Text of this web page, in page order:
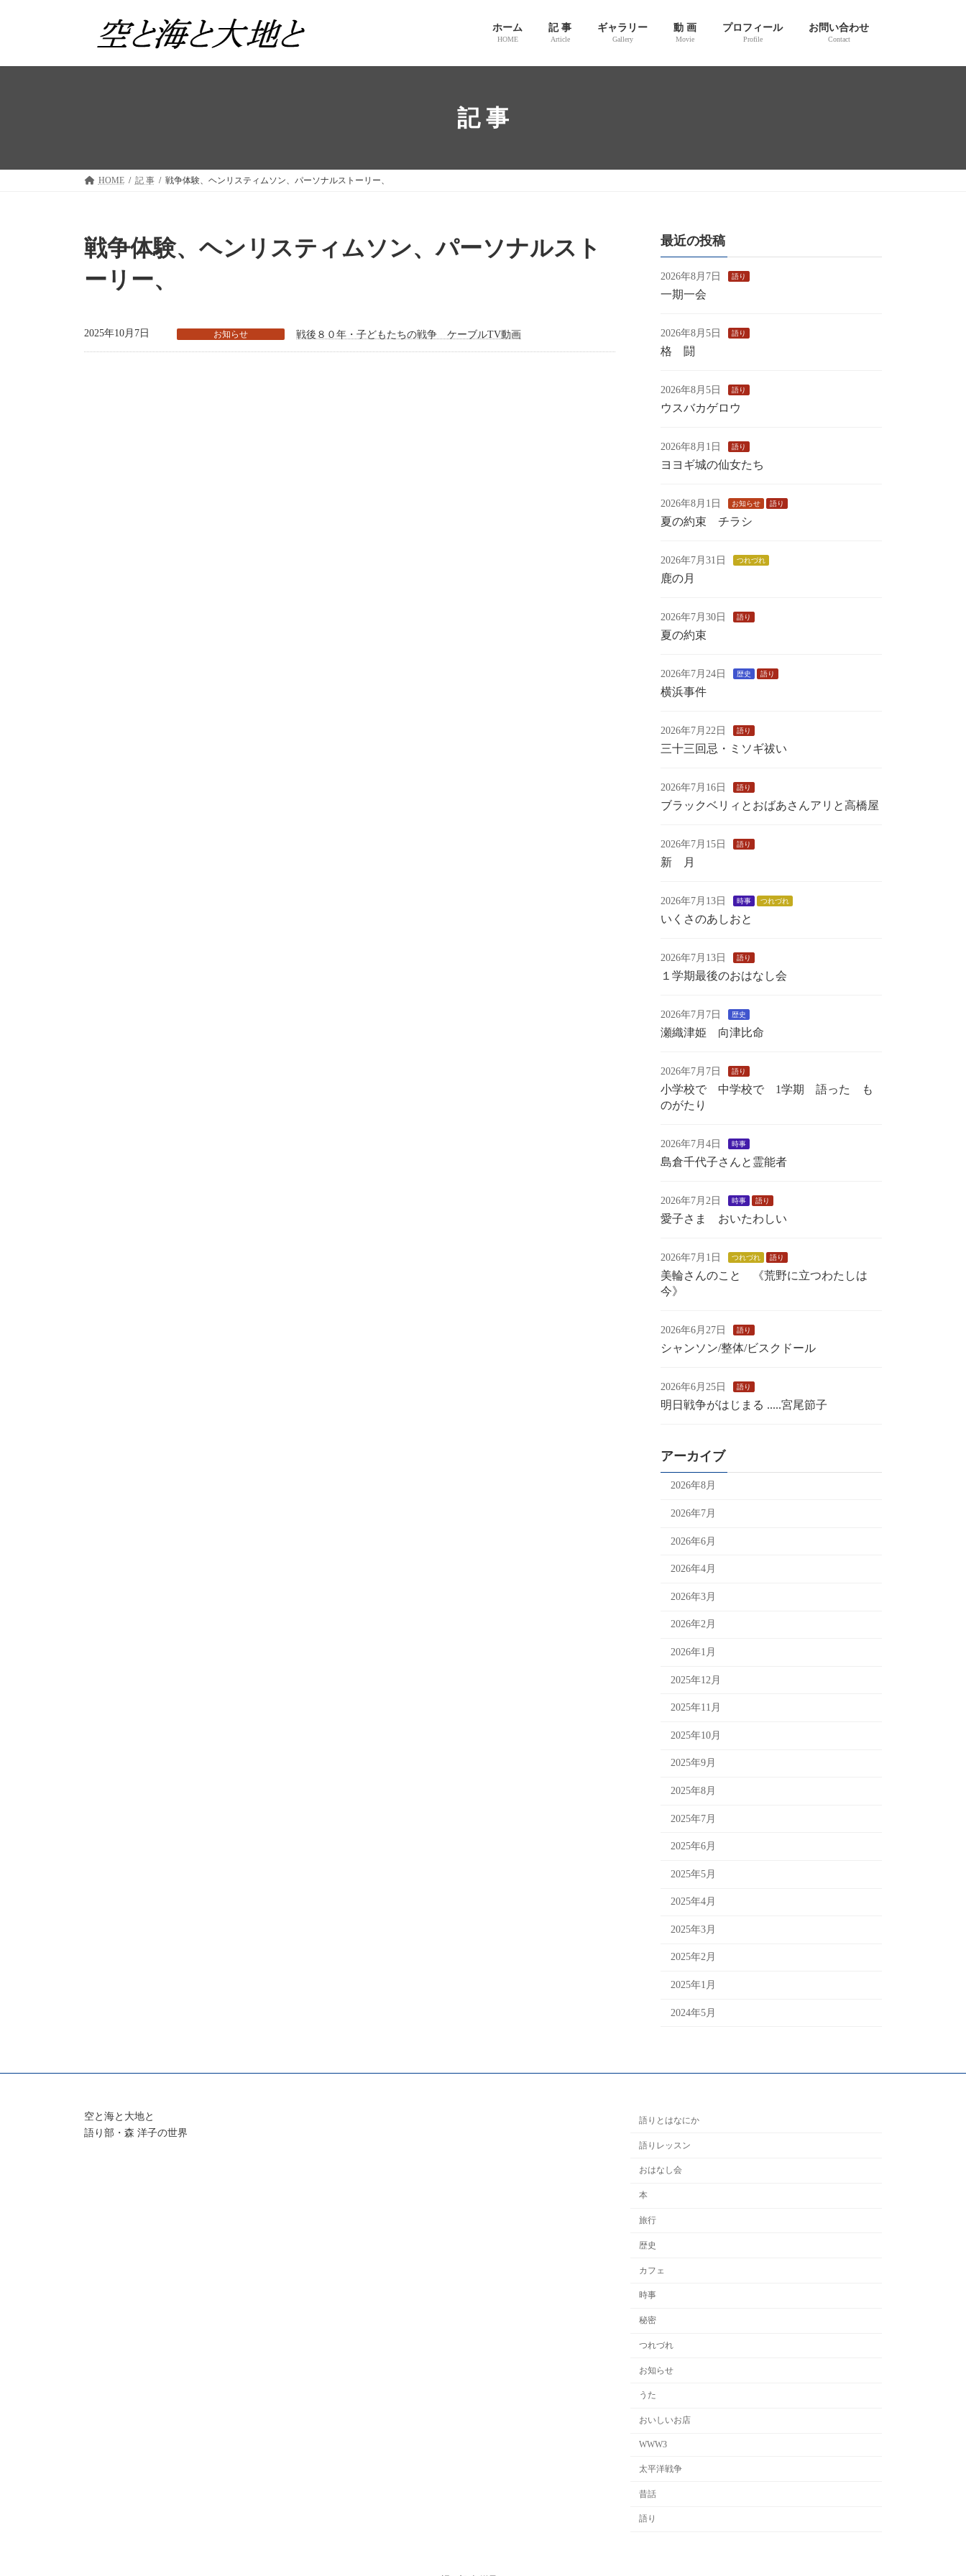
ツ
シ
ホーム
HOME
記 事
Article
ギャラリー
Gallery
動 画
Movie
プロフィール
Profile
お問い合わせ
Contact
記 事
HOME 記 事 戦争体験、ヘンリスティムソン、パーソナルストーリー、
戦争体験、ヘンリスティムソン、パーソナルスト
ーリー、
2025年10月7日 お知らせ 戦後８０年・子どもたちの戦争 ケーブルTV動画
最近の投稿
2026年8月7日 語り
一期一会
2026年8月5日 語り
格 闘
2026年8月5日 語り
ウスバカゲロウ
2026年8月1日 語り
ヨヨギ城の仙女たち
2026年8月1日 お知らせ 語り
夏の約束 チラシ
2026年7月31日 つれづれ
鹿の月
2026年7月30日 語り
夏の約束
2026年7月24日 歴史 語り
横浜事件
2026年7月22日 語り
三十三回忌・ミソギ祓い
2026年7月16日 語り
ブラックベリィとおばあさんアリと高橋屋
2026年7月15日 語り
新 月
2026年7月13日 時事 つれづれ
いくさのあしおと
2026年7月13日 語り
１学期最後のおはなし会
2026年7月7日 歴史
瀬織津姫 向津比命
2026年7月7日 語り
小学校で 中学校で 1学期 語った も
のがたり
2026年7月4日 時事
島倉千代子さんと霊能者
2026年7月2日 時事 語り
愛子さま おいたわしい
2026年7月1日 つれづれ 語り
美輪さんのこと 《荒野に立つわたしは
今》
2026年6月27日 語り
シャンソン/整体/ビスクドール
2026年6月25日 語り
明日戦争がはじまる .....宮尾節子
アーカイブ
2026年8月
2026年7月
2026年6月
2026年4月
2026年3月
2026年2月
2026年1月
2025年12月
2025年11月
2025年10月
2025年9月
2025年8月
2025年7月
2025年6月
2025年5月
2025年4月
2025年3月
2025年2月
2025年1月
2024年5月
空と海と大地と
語り部・森 洋子の世界
語りとはなにか
語りレッスン
おはなし会
本
旅行
歴史
カフェ
時事
秘密
つれづれ
お知らせ
うた
おいしいお店
WWW3
太平洋戦争
昔話
語り